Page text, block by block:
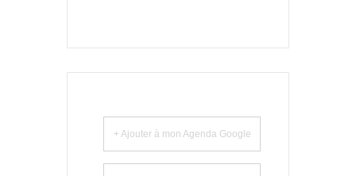
+ Ajouter à mon Agenda Google